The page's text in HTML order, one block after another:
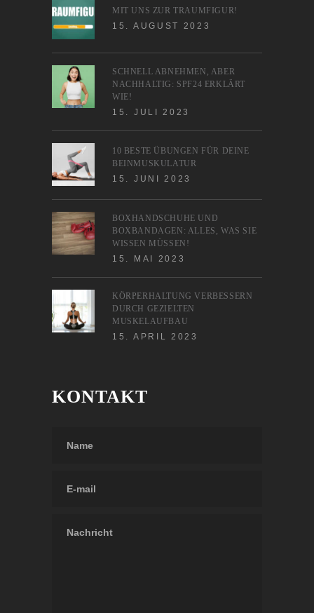
MIT UNS ZUR TRAUMFIGUR!
15. AUGUST 2023
SCHNELL ABNEHMEN, ABER
NACHHALTIG: SPF24 ERKLÄRT
WIE!
15. JULI 2023
10 BESTE ÜBUNGEN FÜR DEINE
BEINMUSKULATUR
15. JUNI 2023
BOXHANDSCHUHE UND
BOXBANDAGEN: ALLES, WAS SIE
WISSEN MÜSSEN!
15. MAI 2023
KÖRPERHALTUNG VERBESSERN
DURCH GEZIELTEN
MUSKELAUFBAU
15. APRIL 2023
KONTAKT